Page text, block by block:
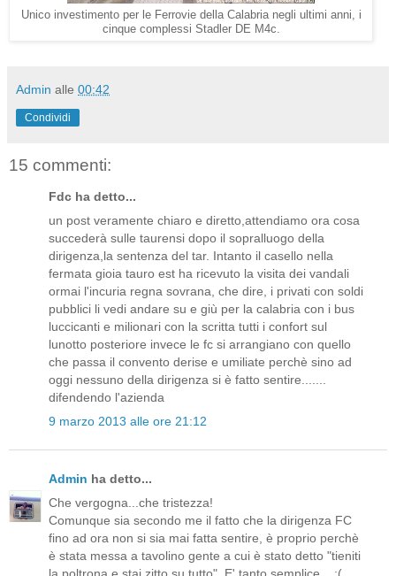
Unico investimento per le Ferrovie della Calabria negli ultimi anni, i
cinque complessi Stadler DE M4c.
Admin alle 00:42
Condividi
15 commenti:
Fdc ha detto...
un post veramente chiaro e diretto,attendiamo ora cosa
succederà sulle taurensi dopo il sopralluogo della
dirigenza,la sentenza del tar. Intanto il casello nella
fermata gioia tauro est ha ricevuto la visita dei vandali
ormai l'incuria regna sovrana, che dire, i privati con soldi
pubblici li vedi andare su e giù per la calabria con i bus
luccicanti e milionari con la scritta tutti i confort sul
lunotto posteriore invece le fc si arrangiano con quello
che passa il convento derise e umiliate perchè sino ad
oggi nessuno della dirigenza si è fatto sentire.......
difendendo l'azienda
9 marzo 2013 alle ore 21:12
Admin ha detto...
Che vergogna...che tristezza!
Comunque sia secondo me il fatto che la dirigenza FC
fino ad ora non si sia mai fatta sentire, è proprio perchè
è stata messa a tavolino gente a cui è stato detto "tieniti